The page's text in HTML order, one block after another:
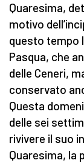
Quaresima,
motivo
questo tempo
Pasqua, che
delle Ceneri,
conservato
Questa
delle sei
rivivere il suo
Quaresima, la